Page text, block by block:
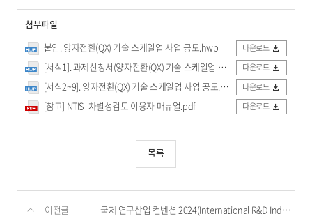
첨부파일
붙임. 양자전환(QX) 기술 스케일업 사업 공모.hwp 다운로드
[서식1]. 과제신청서(양자전환(QX) 기술 스케일업 사업).hwp 다운로드
[서식2~9]. 양자전환(QX) 기술 스케일업 사업 공모.hwp 다운로드
[참고] NTIS_차별성검토 이용자 매뉴얼.pdf 다운로드
목록
이전글 국제 연구산업 컨벤션 2024(International R&D Industry-Con)